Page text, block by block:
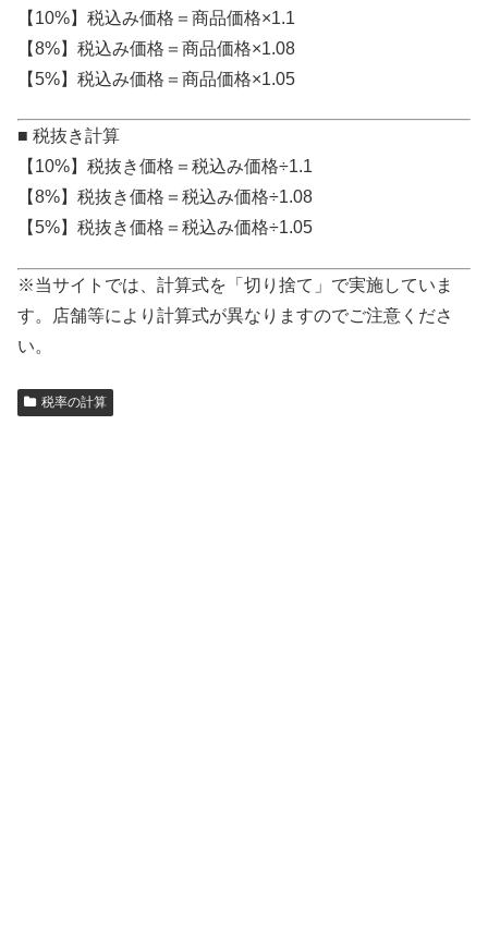
【10%】税込み価格＝商品価格×1.1
【8%】税込み価格＝商品価格×1.08
【5%】税込み価格＝商品価格×1.05
■ 税抜き計算
【10%】税抜き価格＝税込み価格÷1.1
【8%】税抜き価格＝税込み価格÷1.08
【5%】税抜き価格＝税込み価格÷1.05
※当サイトでは、計算式を「切り捨て」で実施していま
す。店舗等により計算式が異なりますのでご注意くださ
い。
税率の計算